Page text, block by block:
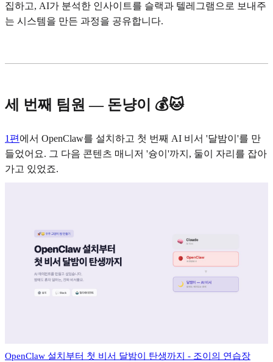
집하고, AI가 분석한 인사이트를 슬랙과 텔레그램으로 보내주
는 시스템을 만든 과정을 공유합니다.
세 번째 팀원 — 돈냥이 💰🐱
1편에서 OpenClaw를 설치하고 첫 번째 AI 비서 '달밤이'를 만
들었어요. 그 다음 콘텐츠 매니저 '슝이'까지, 둘이 자리를 잡아
가고 있었죠.
OpenClaw 설치부터 첫 비서 달밤이 탄생까지 - 조이의 연습장